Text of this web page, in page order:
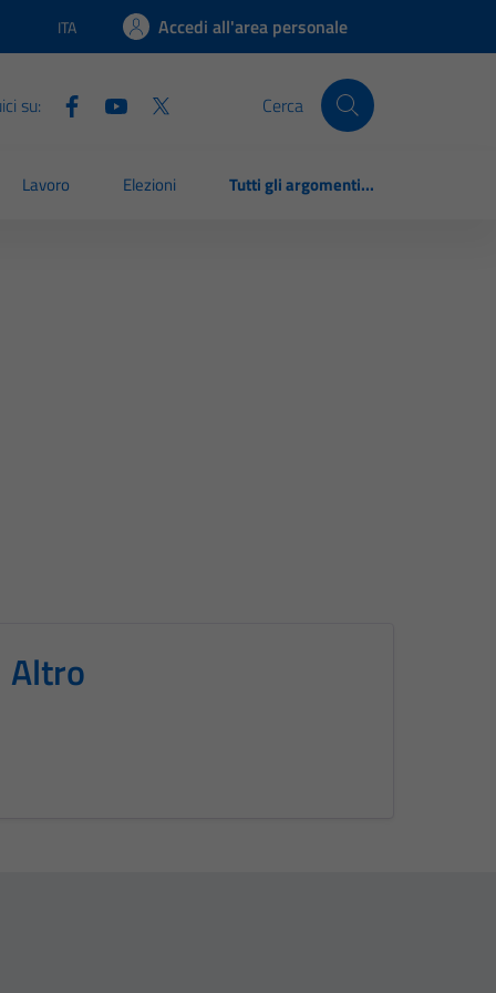
Lingua attiva:
ITA Accedi all'area personale
su: Cerca
Lavoro Elezioni Tutti gli argomenti...
Altro